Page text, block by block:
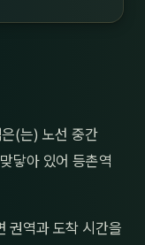
울산
24
(는) 노선 중간
닿아 있어 등촌역
권역과 도착 시간을